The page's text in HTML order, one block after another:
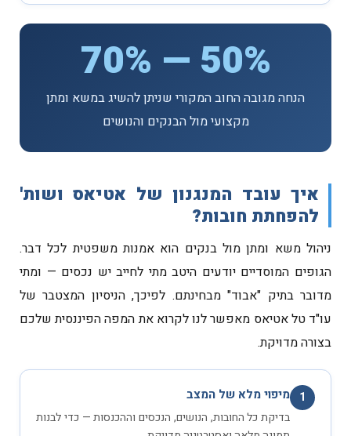
50% — 70%
הנחה מגובה החוב המקורי שניתן להשיג במשא ומתן
מקצועי מול הבנקים והנושים
איך עובד המנגנון של אטיאס ושות'
להפחתת חובות?
ניהול משא ומתן מול בנקים הוא אמנות משפטית לכל דבר.
הגופים המוסדיים יודעים היטב מתי לחייב יש נכסים — ומתי
מדובר בתיק "אבוד" מבחינתם. לפיכך, הניסיון המצטבר של
עו"ד טל אטיאס מאפשר לנו לקרוא את המפה הפיננסית שלכם
בצורה מדויקת.
1 מיפוי מלא של המצב
בדיקת כל החובות, הנושים, הנכסים וההכנסות — כדי לבנות